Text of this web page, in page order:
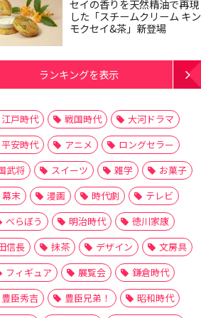
セイの香りを天然精油で再現
した「スチームクリーム キン
モクセイ&茶」新登場
ランキングを表示
江戸時代 戦国時代
大河ドラマ
平安時代
アニメ
ロングセラー
武将
スイーツ 雑学
お菓子
幕末
漫画 時代劇
テレビ
べらぼう
明治時代
徳川家康
信長
抹茶 デザイン
文房具
フィギュア
展覧会
鎌倉時代
豊臣秀吉
豊臣兄弟！
昭和時代